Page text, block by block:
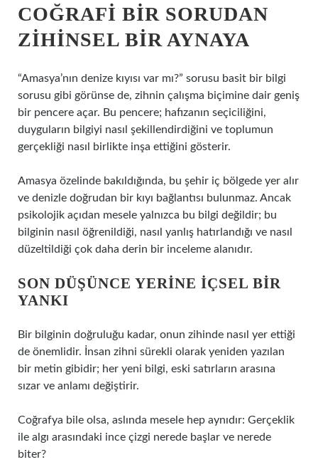
COĞRAFI BIR SORUDAN
ZIHINSEL BIR AYNAYA
“Amasya’nın denize kıyısı var mı?” sorusu basit bir bilgi
sorusu gibi görünse de, zihnin çalışma biçimine dair geniş
bir pencere açar. Bu pencere; hafızanın seçiciliğini,
duyguların bilgiyi nasıl şekillendirdiğini ve toplumun
gerçekliği nasıl birlikte inşa ettiğini gösterir.
Amasya özelinde bakıldığında, bu şehir iç bölgede yer alır
ve denizle doğrudan bir kıyı bağlantısı bulunmaz. Ancak
psikolojik açıdan mesele yalnızca bu bilgi değildir; bu
bilginin nasıl öğrenildiği, nasıl yanlış hatırlandığı ve nasıl
düzeltildiği çok daha derin bir inceleme alanıdır.
SON DÜŞÜNCE YERINE IÇSEL BIR
YANKI
Bir bilginin doğruluğu kadar, onun zihinde nasıl yer ettiği
de önemlidir. İnsan zihni sürekli olarak yeniden yazılan
bir metin gibidir; her yeni bilgi, eski satırların arasına
sızar ve anlamı değiştirir.
Coğrafya bile olsa, aslında mesele hep aynıdır: Gerçeklik
ile algı arasındaki ince çizgi nerede başlar ve nerede
biter?